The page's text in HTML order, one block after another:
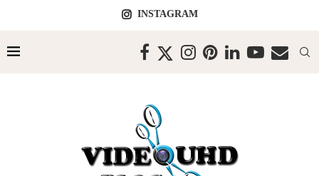
INSTAGRAM